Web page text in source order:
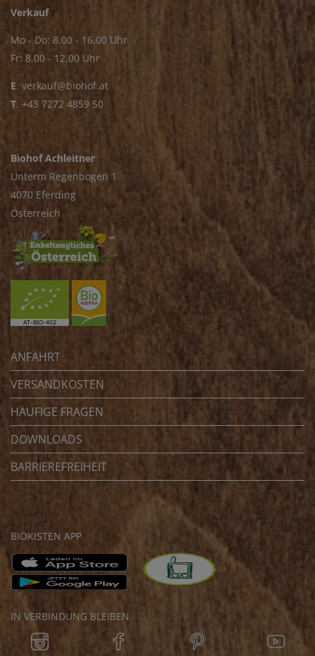
Verkauf
Mo - Do: 8.00 - 16.00 Uhr
Fr: 8.00 - 12.00 Uhr
E. verkauf@biohof.at
T. +43 7272 4859 50
Biohof Achleitner
Unterm Regenbogen 1
4070 Eferding
Österreich
ANFAHRT
VERSANDKOSTEN
HÄUFIGE FRAGEN
DOWNLOADS
BARRIEREFREIHEIT
BIOKISTEN APP
IN VERBINDUNG BLEIBEN